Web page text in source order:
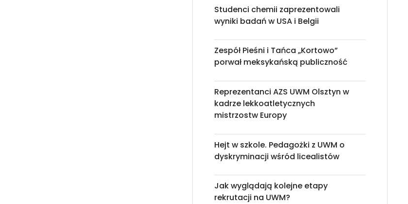
Studenci chemii zaprezentowali
wyniki badań w USA i Belgii
Zespół Pieśni i Tańca „Kortowo”
porwał meksykańską publiczność
Reprezentanci AZS UWM Olsztyn w
kadrze lekkoatletycznych
mistrzostw Europy
Hejt w szkole. Pedagożki z UWM o
dyskryminacji wśród licealistów
Jak wyglądają kolejne etapy
rekrutacji na UWM?